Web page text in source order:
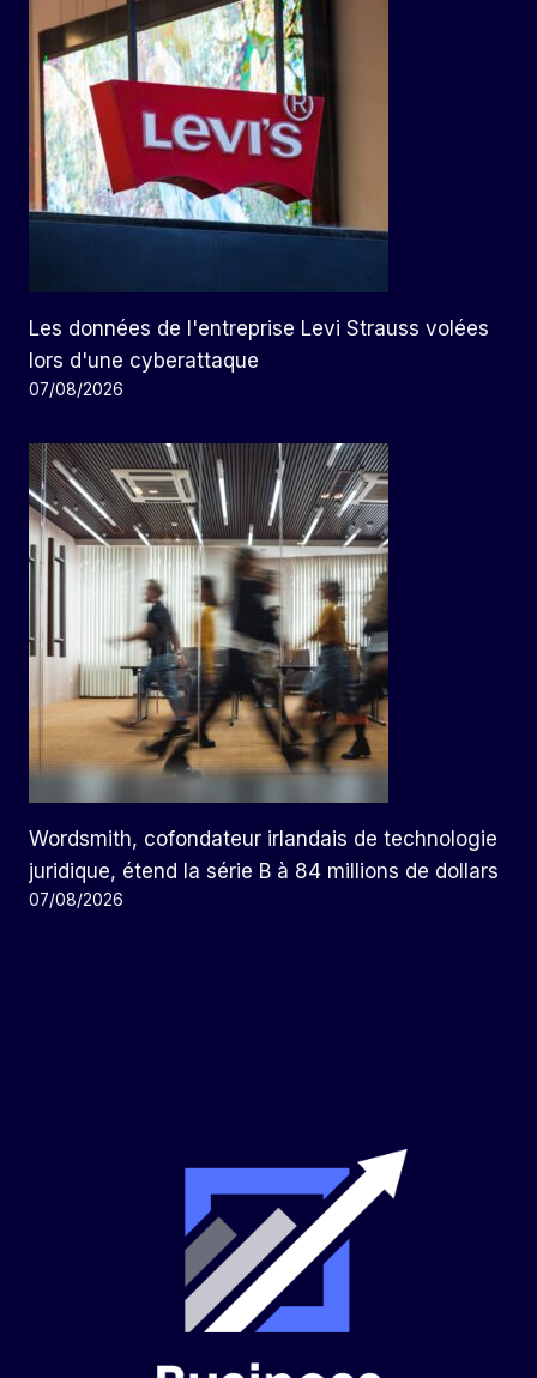
Les données de l'entreprise Levi Strauss volées
lors d'une cyberattaque
07/08/2026
Wordsmith, cofondateur irlandais de technologie
juridique, étend la série B à 84 millions de dollars
07/08/2026